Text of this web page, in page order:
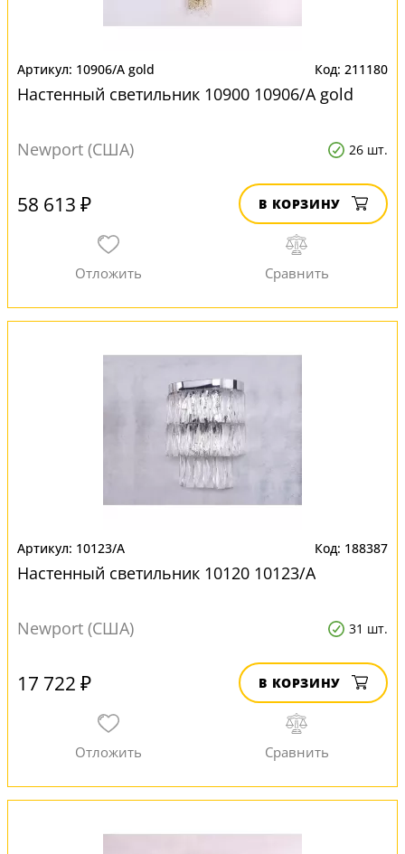
10906/A gold 211180
Настенный светильник 10900 10906/A gold
Newport (США) 26 шт.
58 613 ₽ В КОРЗИНУ
10123/A 188387
Настенный светильник 10120 10123/A
Newport (США) 31 шт.
17 722 ₽ В КОРЗИНУ